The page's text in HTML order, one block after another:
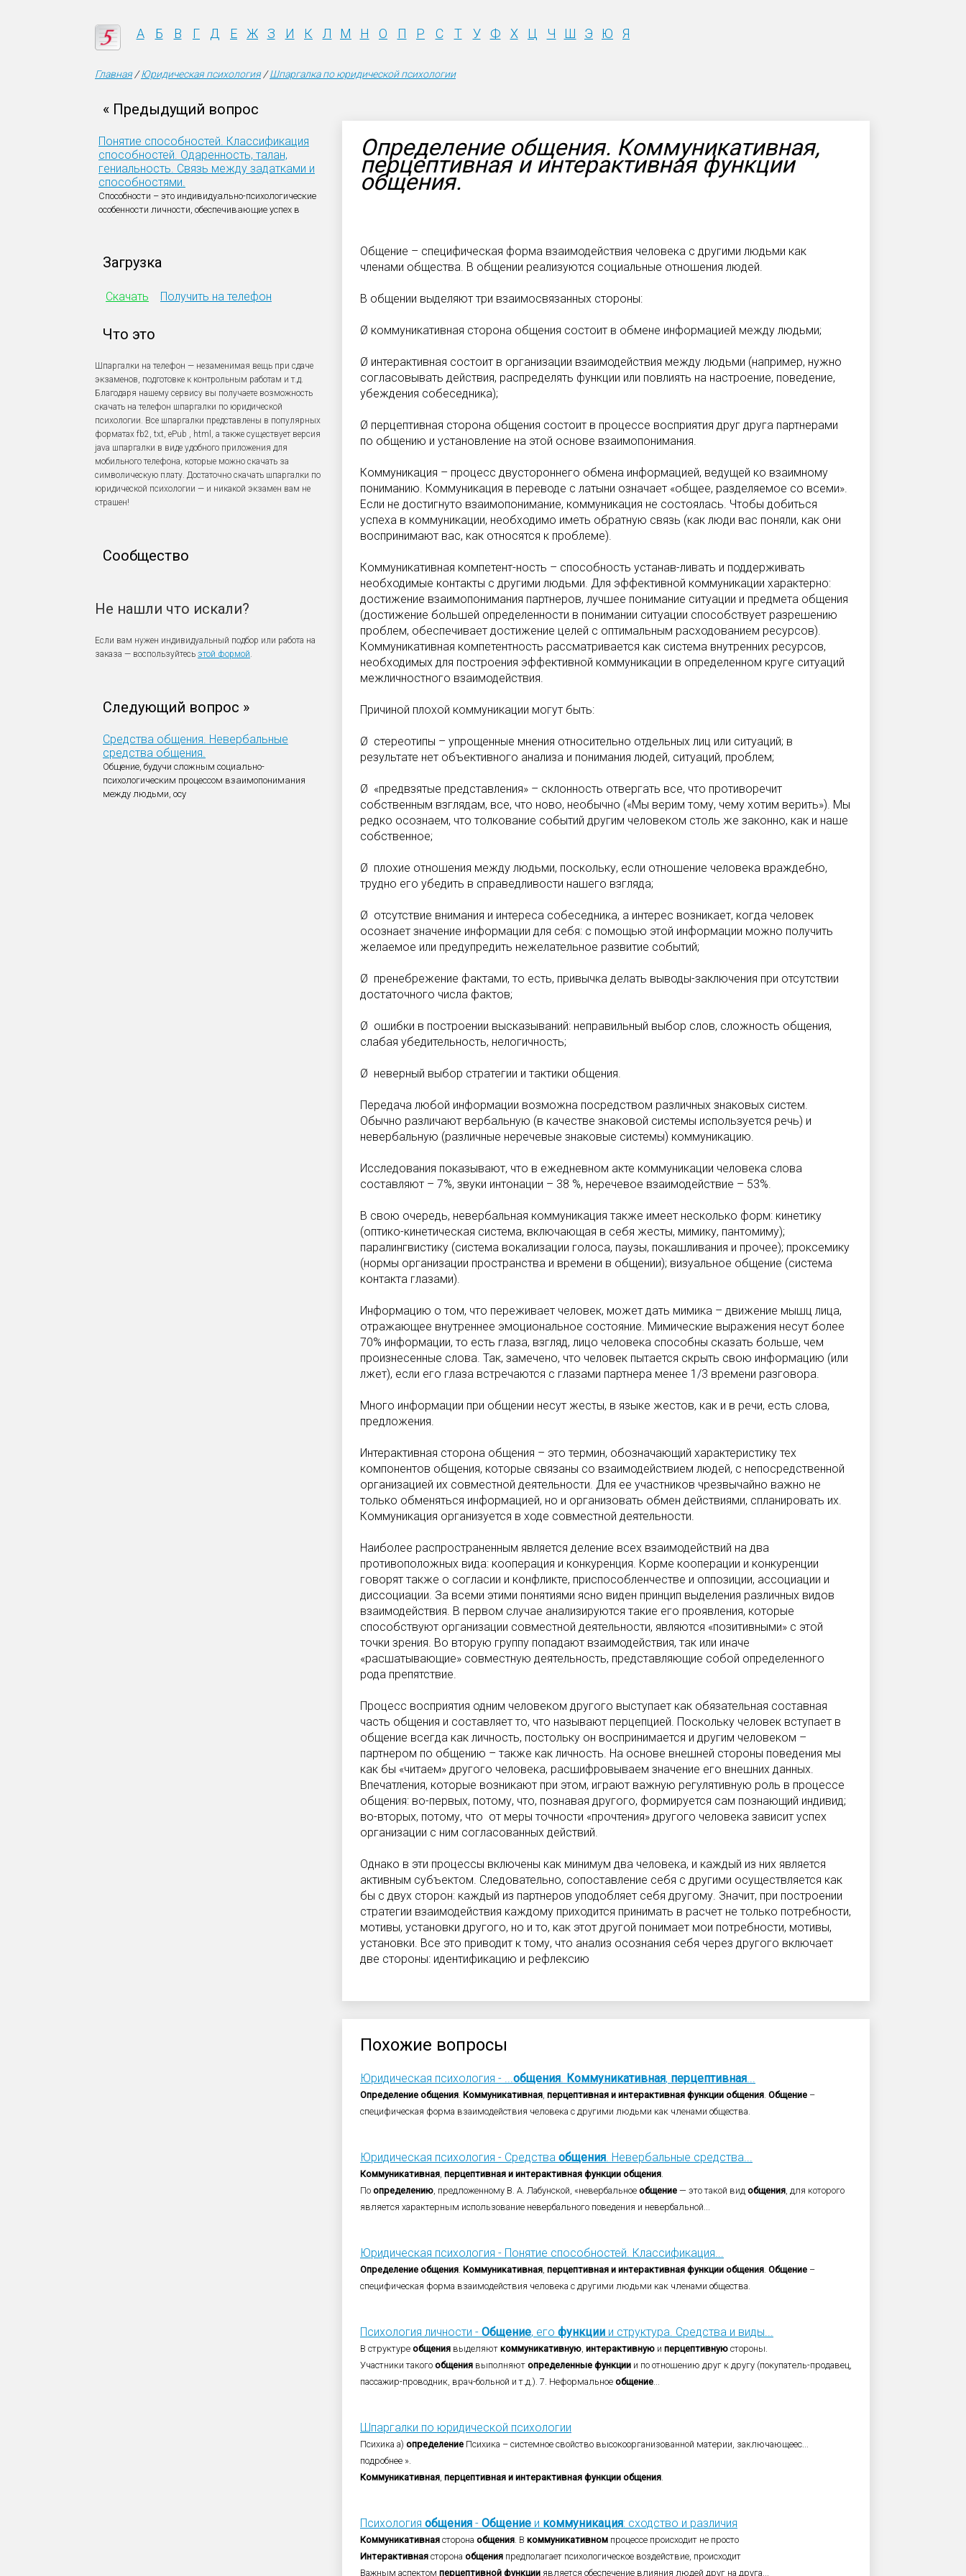
А Б В Г Д Е Ж З И К Л М Н О П Р С Т У Ф Х Ц Ч Ш Э Ю Я
Главная/Юридическая психология/Шпаргалка по юридической психологии
« Предыдущий вопрос
Понятие способностей. Классификация
способностей. Одаренность, талан,
гениальность. Связь между задатками и
способностями.
Способности – это индивидуально-психологические
особенности личности, обеспечивающие успех в
Загрузка
Скачать Получить на телефон
Что это
Шпаргалки на телефон — незаменимая вещь при сдаче
экзаменов, подготовке к контрольным работам и т.д.
Благодаря нашему сервису вы получаете возможность
скачать на телефон шпаргалки по юридической
психологии. Все шпаргалки представлены в популярных
форматах fb2, txt, ePub , html, а также существует версия
java шпаргалки в виде удобного приложения для
мобильного телефона, которые можно скачать за
символическую плату. Достаточно скачать шпаргалки по
юридической психологии — и никакой экзамен вам не
страшен!
Сообщество
Не нашли что искали?
Если вам нужен индивидуальный подбор или работа на
заказа — воспользуйтесь этой формой.
Следующий вопрос »
Средства общения. Невербальные
средства общения.
Общение, будучи сложным социально-
психологическим процессом взаимопонимания
между людьми, осу
Определение общения. Коммуникативная,
перцептивная и интерактивная функции
общения.
Общение – специфическая форма взаимодействия человека с другими людьми как
членами общества. В общении реализуются социальные отношения людей.
В общении выделяют три взаимосвязанных стороны:
Ø коммуникативная сторона общения состоит в обмене информацией между людьми;
Ø интерактивная состоит в организации взаимодействия между людьми (например, нужно
согласовывать действия, распределять функции или повлиять на настроение, поведение,
убеждения собеседника);
Ø перцептивная сторона общения состоит в процессе восприятия друг друга партнерами
по общению и установление на этой основе взаимопонимания.
Коммуникация – процесс двустороннего обмена информацией, ведущей ко взаимному
пониманию. Коммуникация в переводе с латыни означает «общее, разделяемое со всеми».
Если не достигнуто взаимопонимание, коммуникация не состоялась. Чтобы добиться
успеха в коммуникации, необходимо иметь обратную связь (как люди вас поняли, как они
воспринимают вас, как относятся к проблеме).
Коммуникативная компетент-ность – способность устанав-ливать и поддерживать
необходимые контакты с другими людьми. Для эффективной коммуникации характерно:
достижение взаимопонимания партнеров, лучшее понимание ситуации и предмета общения
(достижение большей определенности в понимании ситуации способствует разрешению
проблем, обеспечивает достижение целей с оптимальным расходованием ресурсов).
Коммуникативная компетентность рассматривается как система внутренних ресурсов,
необходимых для построения эффективной коммуникации в определенном круге ситуаций
межличностного взаимодействия.
Причиной плохой коммуникации могут быть:
Ø стереотипы – упрощенные мнения относительно отдельных лиц или ситуаций; в
результате нет объективного анализа и понимания людей, ситуаций, проблем;
Ø «предвзятые представления» – склонность отвергать все, что противоречит
собственным взглядам, все, что ново, необычно («Мы верим тому, чему хотим верить»). Мы
редко осознаем, что толкование событий другим человеком столь же законно, как и наше
собственное;
Ø плохие отношения между людьми, поскольку, если отношение человека враждебно,
трудно его убедить в справедливости нашего взгляда;
Ø отсутствие внимания и интереса собеседника, а интерес возникает, когда человек
осознает значение информации для себя: с помощью этой информации можно получить
желаемое или предупредить нежелательное развитие событий;
Ø пренебрежение фактами, то есть, привычка делать выводы-заключения при отсутствии
достаточного числа фактов;
Ø ошибки в построении высказываний: неправильный выбор слов, сложность общения,
слабая убедительность, нелогичность;
Ø неверный выбор стратегии и тактики общения.
Передача любой информации возможна посредством различных знаковых систем.
Обычно различают вербальную (в качестве знаковой системы используется речь) и
невербальную (различные неречевые знаковые системы) коммуникацию.
Исследования показывают, что в ежедневном акте коммуникации человека слова
составляют – 7%, звуки интонации – 38 %, неречевое взаимодействие – 53%.
В свою очередь, невербальная коммуникация также имеет несколько форм: кинетику
(оптико-кинетическая система, включающая в себя жесты, мимику, пантомиму);
паралингвистику (система вокализации голоса, паузы, покашливания и прочее); проксемику
(нормы организации пространства и времени в общении); визуальное общение (система
контакта глазами).
Информацию о том, что переживает человек, может дать мимика – движение мышц лица,
отражающее внутреннее эмоциональное состояние. Мимические выражения несут более
70% информации, то есть глаза, взгляд, лицо человека способны сказать больше, чем
произнесенные слова. Так, замечено, что человек пытается скрыть свою информацию (или
лжет), если его глаза встречаются с глазами партнера менее 1/3 времени разговора.
Много информации при общении несут жесты, в языке жестов, как и в речи, есть слова,
предложения.
Интерактивная сторона общения – это термин, обозначающий характеристику тех
компонентов общения, которые связаны со взаимодействием людей, с непосредственной
организацией их совместной деятельности. Для ее участников чрезвычайно важно не
только обменяться информацией, но и организовать обмен действиями, спланировать их.
Коммуникация организуется в ходе совместной деятельности.
Наиболее распространенным является деление всех взаимодействий на два
противоположных вида: кооперация и конкуренция. Корме кооперации и конкуренции
говорят также о согласии и конфликте, приспособленчестве и оппозиции, ассоциации и
диссоциации. За всеми этими понятиями ясно виден принцип выделения различных видов
взаимодействия. В первом случае анализируются такие его проявления, которые
способствуют организации совместной деятельности, являются «позитивными» с этой
точки зрения. Во вторую группу попадают взаимодействия, так или иначе
«расшатывающие» совместную деятельность, представляющие собой определенного
рода препятствие.
Процесс восприятия одним человеком другого выступает как обязательная составная
часть общения и составляет то, что называют перцепцией. Поскольку человек вступает в
общение всегда как личность, постольку он воспринимается и другим человеком –
партнером по общению – также как личность. На основе внешней стороны поведения мы
как бы «читаем» другого человека, расшифровываем значение его внешних данных.
Впечатления, которые возникают при этом, играют важную регулятивную роль в процессе
общения: во-первых, потому, что, познавая другого, формируется сам познающий индивид;
во-вторых, потому, что от меры точности «прочтения» другого человека зависит успех
организации с ним согласованных действий.
Однако в эти процессы включены как минимум два человека, и каждый из них является
активным субъектом. Следовательно, сопоставление себя с другими осуществляется как
бы с двух сторон: каждый из партнеров уподобляет себя другому. Значит, при построении
стратегии взаимодействия каждому приходится принимать в расчет не только потребности,
мотивы, установки другого, но и то, как этот другой понимает мои потребности, мотивы,
установки. Все это приводит к тому, что анализ осознания себя через другого включает
две стороны: идентификацию и рефлексию
Похожие вопросы
Юридическая психология - ...общения. Коммуникативная, перцептивная...
Определение общения. Коммуникативная, перцептивная и интерактивная функции общения. Общение –
специфическая форма взаимодействия человека с другими людьми как членами общества.
Юридическая психология - Средства общения. Невербальные средства...
Коммуникативная, перцептивная и интерактивная функции общения.
По определению, предложенному В. А. Лабунской, «невербальное общение — это такой вид общения, для которого
является характерным использование невербального поведения и невербальной...
Юридическая психология - Понятие способностей. Классификация...
Определение общения. Коммуникативная, перцептивная и интерактивная функции общения. Общение –
специфическая форма взаимодействия человека с другими людьми как членами общества.
Психология личности - Общение, его функции и структура. Средства и виды...
В структуре общения выделяют коммуникативную, интерактивную и перцептивную стороны.
Участники такого общения выполняют определенные функции и по отношению друг к другу (покупатель-продавец,
пассажир-проводник, врач-больной и т.д.). 7. Неформальное общение...
Шпаргалки по юридической психологии
Психика а) определение Психика – системное свойство высокоорганизованной материи, заключающеес...
подробнее ».
Коммуникативная, перцептивная и интерактивная функции общения.
Психология общения - Общение и коммуникация: сходство и различия
Коммуникативная сторона общения. В коммуникативном процессе происходит не просто
Интерактивная сторона общения предполагает психологическое воздействие, происходит
Важным аспектом перцептивной функции является обеспечение влияния людей друг на друга...